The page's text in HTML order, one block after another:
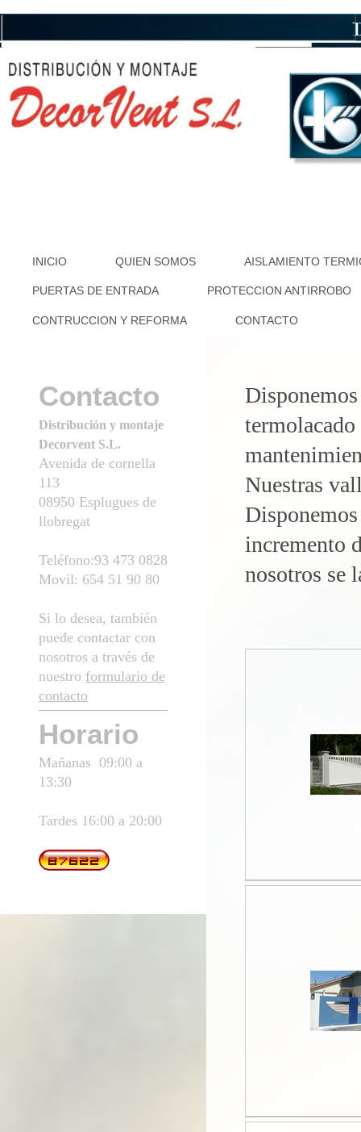
INICIO QUIEN SOMOS AISLAMIENTO
PUERTAS DE ENTRADA PROTECCION ANTIRROBO
CONTRUCCION Y REFORMA CONTACTO
Nuestras
incremento
nosotros se
Contacto
Distribución y montaje
Decorvent S.L.
Avenida de cornella
113
08950 Esplugues de
llobregat
Teléfono:93 473 0828
Movil: 654 51 90 80
Si lo desea, también
puede contactar con
nosotros a través de
nuestro formulario de
contacto
Horario
Mañanas 09:00 a
13:30
Tardes 16:00 a 20:00